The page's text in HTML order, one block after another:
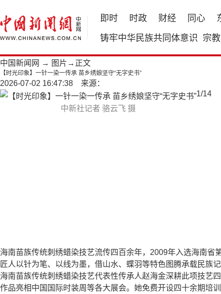
即时 时政 财经 同心
铸牢中华民族共同体意识 宗教
中国新闻网 → 图片 →正文
【时光印象】一针一染一传承 苗乡绣娘坚守“无字史书”
2026-07-02 16:47:38 来源：
中新社记者 骆云飞 摄
1/14
海南苗族传统刺绣蜡染技艺流传四百余年，2009年入选海南省
匠人以针为笔、以线为墨，借山水、蝶羽等特色图腾承载民族
海南苗族传统刺绣蜡染技艺代表性传承人赵海金深耕此项技艺
作品亮相中国国际时装周等各大展会。她免费开设四十余期培